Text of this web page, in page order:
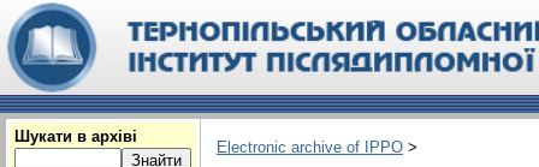
Шукати в архіві
Electronic archive of IPPO >